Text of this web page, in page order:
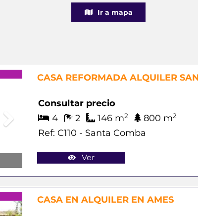
Ir a mapa
Next CASA REFORMADA ALQUILER
Consultar precio
4
2 146 m2 800 m2
Ref: C110 - Santa Comba
Ver
Next CASA EN ALQUILER EN AMES